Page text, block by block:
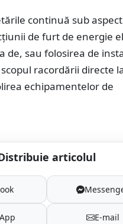
continuă sub
de furt de energie
de, sau folosirea de
racordării directe
echipamentelor de
articolul
E-mail